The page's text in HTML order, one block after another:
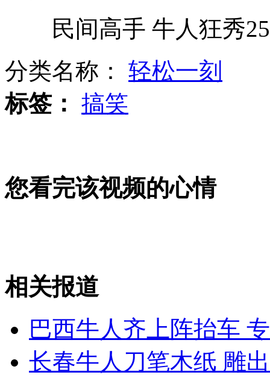
河南镇政府三千万建办公楼
公交司机拒载拾荒老人 被停岗教育
山西运城恶犬咬伤多人 警民合力深夜将其击毙
女孩北京地铁殴打老人 痛下狠手拳打脚踢
民间高手 牛人狂秀25
分类名称： 轻松一刻
标签： 搞笑
您看完该视频的心情
相关报道
巴西牛人齐上阵抬车
长春牛人刀笔木纸 雕